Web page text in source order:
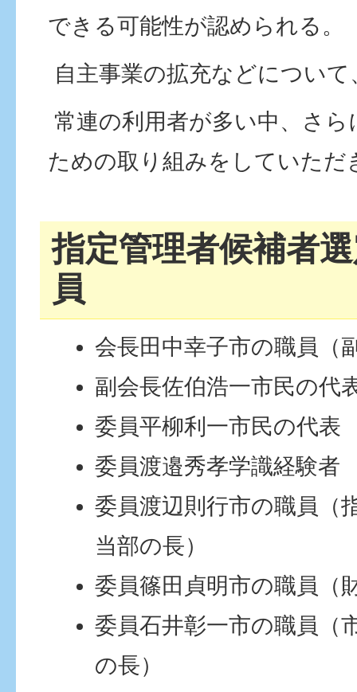
できる可能性が認められる。
自主事業の拡充などについ
常連の利用者が多い中、さ
ための取り組みをしていただ
指定管理者候補者
員
会長田中幸子市の職員（
副会長佐伯浩一市民の代
委員平柳利一市民の代表
委員渡邉秀孝学識経験者
委員渡辺則行市の職員（
当部の長）
委員篠田貞明市の職員（
委員石井彰一市の職員（
の長）